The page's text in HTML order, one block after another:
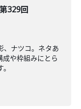
329回
、ナツコ。ネタあ
成や枠組みにとら